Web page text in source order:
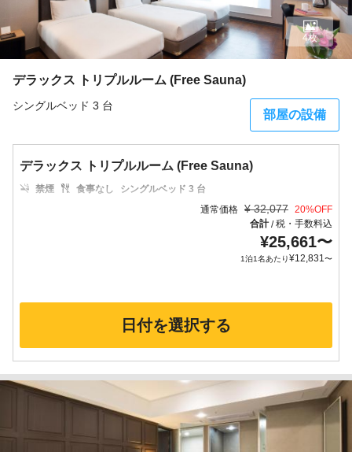
デラックス トリプルルーム (Free Sauna)
シングルベッド 3 台
部屋の設備
4枚
デラックス トリプルルーム (Free Sauna)
禁煙 食事なし
シングルベッド 3 台
通常価格 ¥ 32,077 20%OFF
合計/税・手数料込
¥25,661〜
1泊1名あたり¥12,831〜
日付を選択する